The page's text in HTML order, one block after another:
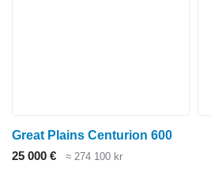
Great Plains Centurion 600
25 000 €
≈ 274 100 kr